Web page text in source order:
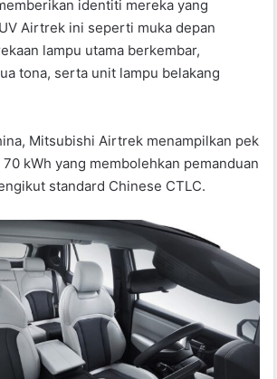
identiti mereka yang
Airtrek ini seperti muka depan
lampu utama berkembar,
tona, serta unit lampu belakang
Mitsubishi Airtrek menampilkan pek
kWh yang membolehkan pemanduan
standard Chinese CTLC.